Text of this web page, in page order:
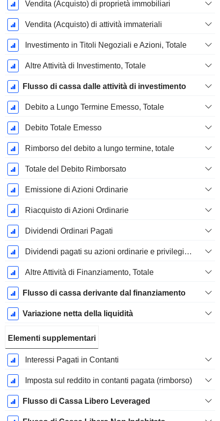
Vendita (Acquisto) di proprietà immobiliari
Vendita (Acquisto) di attività immateriali
Investimento in Titoli Negoziali e Azioni, Totale
Altre Attività di Investimento, Totale
Flusso di cassa dalle attività di investimento
Debito a Lungo Termine Emesso, Totale
Debito Totale Emesso
Rimborso del debito a lungo termine, totale
Totale del Debito Rimborsato
Emissione di Azioni Ordinarie
Riacquisto di Azioni Ordinarie
Dividendi Ordinari Pagati
Dividendi pagati su azioni ordinarie e privilegiate
Altre Attività di Finanziamento, Totale
Flusso di cassa derivante dal finanziamento
Variazione netta della liquidità
Elementi supplementari
Interessi Pagati in Contanti
Imposta sul reddito in contanti pagata (rimborso)
Flusso di Cassa Libero Leveraged